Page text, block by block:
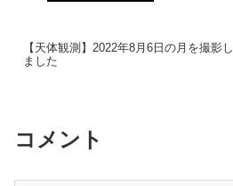
【天体観測】2022年8月6日の月を撮影し
ました
コメント